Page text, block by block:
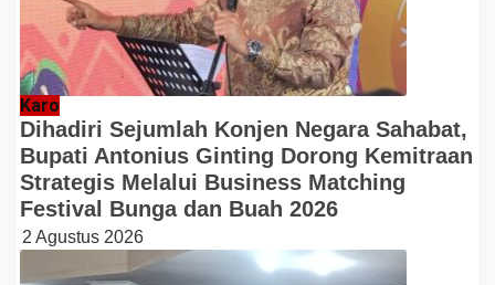
Karo
Dihadiri Sejumlah Konjen Negara Sahabat,
Bupati Antonius Ginting Dorong Kemitraan
Strategis Melalui Business Matching
Festival Bunga dan Buah 2026
2 Agustus 2026